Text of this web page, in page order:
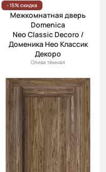
- 15% скидка
Межкомнатная дверь
Domenica
Neo Classic Decoro /
Доменика Нео Классик
Декоро
Олива тёмная